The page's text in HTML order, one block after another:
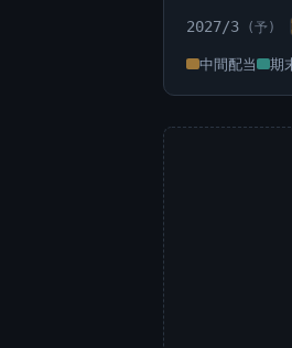
2027/3
中間配当 期